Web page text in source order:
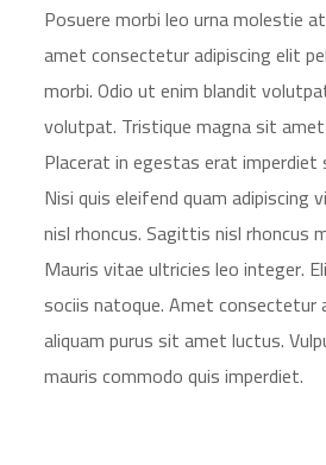
Posuere morbi leo urna molestie
amet consectetur adipiscing elit
morbi. Odio ut enim blandit
volutpat. Tristique magna sit
Placerat in egestas erat imperdiet
Nisi quis eleifend quam adipiscing
nisl rhoncus. Sagittis nisl rhoncus
Mauris vitae ultricies leo integer.
sociis natoque. Amet consectetur
aliquam purus sit amet luctus.
mauris commodo quis imperdiet.